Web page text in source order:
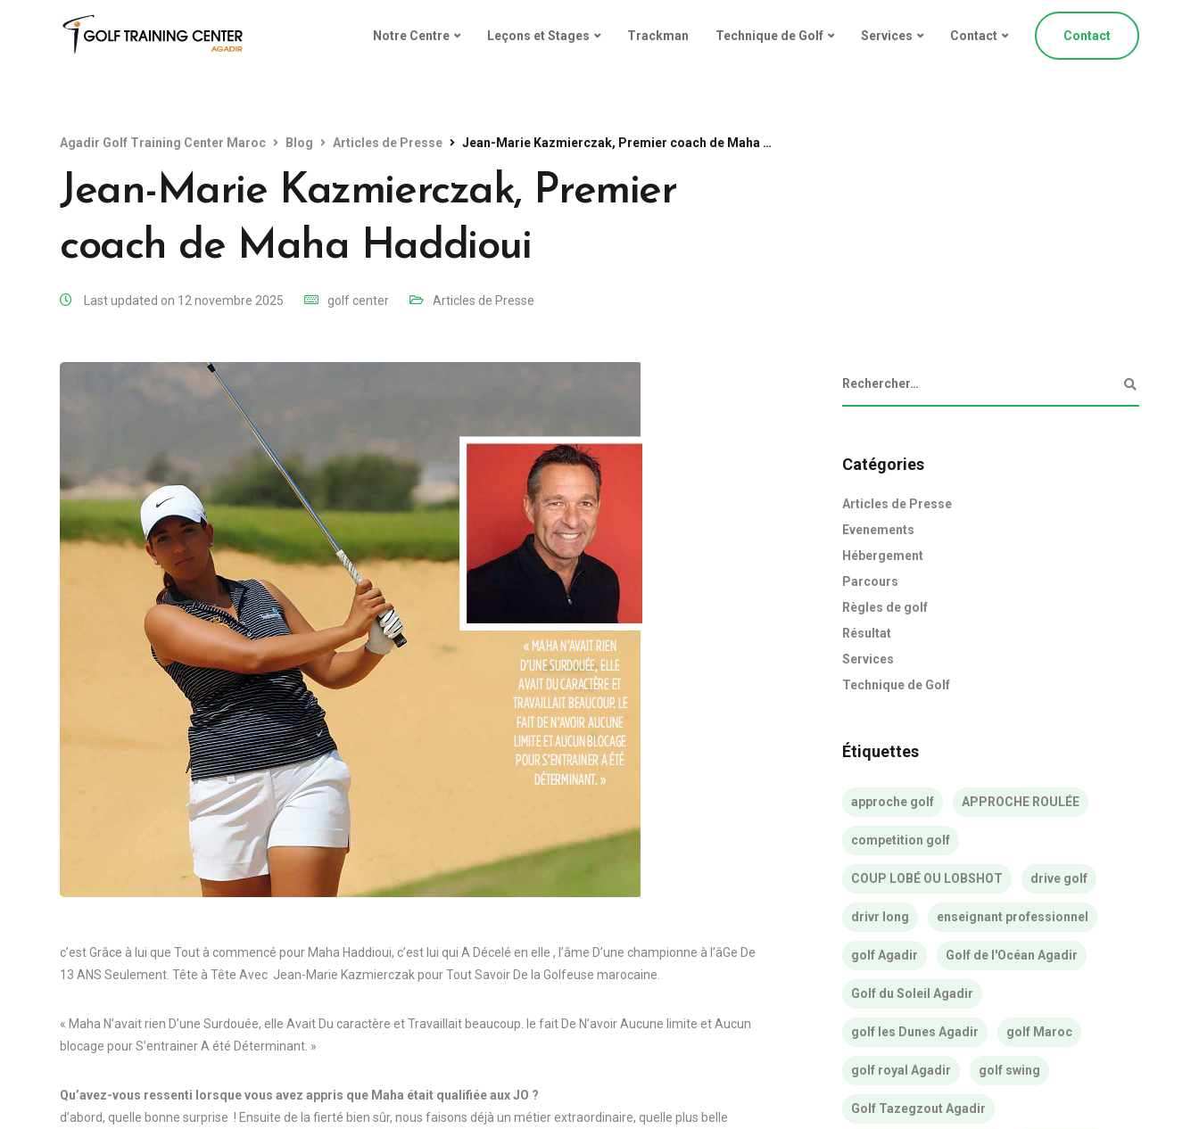
Notre Centre Leçons et Stages Trackman Technique de Golf Services Contact Contact
Agadir Golf Training Center Maroc Blog Articles de Presse Jean-Marie Kazmierczak, Premier coach de Maha Haddioui
Jean-Marie Kazmierczak, Premier
coach de Maha Haddioui
Last updated on 12 novembre 2025 golf center Articles de Presse
c’est Grâce à lui que Tout à commencé pour Maha Haddioui, c’est lui qui A Décelé en elle , l’âme D’une championne à l’âGe De
13 ANS Seulement. Tête à Tête Avec Jean-Marie Kazmierczak pour Tout Savoir De la Golfeuse marocaine.
« Maha N’avait rien D’une Surdouée, elle Avait Du caractère et Travaillait beaucoup. le fait De N’avoir Aucune limite et Aucun
blocage pour S’entrainer A été Déterminant. »
Qu’avez-vous ressenti lorsque vous avez appris que Maha était qualifiée aux JO ?
d’abord, quelle bonne surprise ! Ensuite de la fierté bien sûr, nous faisons déjà un métier extraordinaire, quelle plus belle
Catégories
Articles de Presse
Evenements
Hébergement
Parcours
Règles de golf
Résultat
Services
Technique de Golf
Étiquettes
approche golf APPROCHE ROULÉE
competition golf
COUP LOBÉ OU LOBSHOT drive golf
drivr long enseignant professionnel
golf Agadir Golf de l'Océan Agadir
Golf du Soleil Agadir
golf les Dunes Agadir golf Maroc
golf royal Agadir golf swing
Golf Tazegzout Agadir